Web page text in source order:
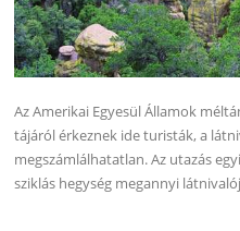
Az Amerikai Egyesül Államok
tájáról érkeznek ide turisták, a
megszámlálhatatlan. Az utazás
sziklás hegység megannyi